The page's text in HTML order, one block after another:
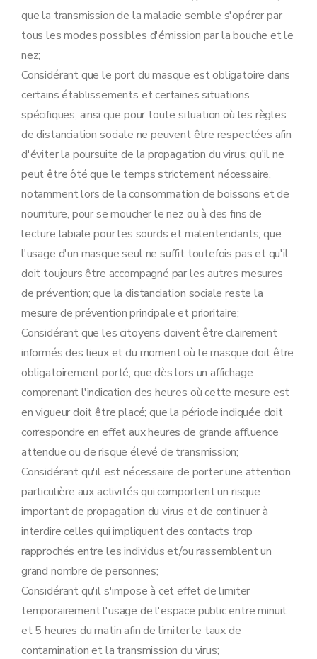
que la transmission de la maladie semble s'opérer par
tous les modes possibles d'émission par la bouche et le
nez;
Considérant que le port du masque est obligatoire dans
certains établissements et certaines situations
spécifiques, ainsi que pour toute situation où les règles
de distanciation sociale ne peuvent être respectées afin
d'éviter la poursuite de la propagation du virus; qu'il ne
peut être ôté que le temps strictement nécessaire,
notamment lors de la consommation de boissons et de
nourriture, pour se moucher le nez ou à des fins de
lecture labiale pour les sourds et malentendants; que
l'usage d'un masque seul ne suffit toutefois pas et qu'il
doit toujours être accompagné par les autres mesures
de prévention; que la distanciation sociale reste la
mesure de prévention principale et prioritaire;
Considérant que les citoyens doivent être clairement
informés des lieux et du moment où le masque doit être
obligatoirement porté; que dès lors un affichage
comprenant l'indication des heures où cette mesure est
en vigueur doit être placé; que la période indiquée doit
correspondre en effet aux heures de grande affluence
attendue ou de risque élevé de transmission;
Considérant qu'il est nécessaire de porter une attention
particulière aux activités qui comportent un risque
important de propagation du virus et de continuer à
interdire celles qui impliquent des contacts trop
rapprochés entre les individus et/ou rassemblent un
grand nombre de personnes;
Considérant qu'il s'impose à cet effet de limiter
temporairement l'usage de l'espace public entre minuit
et 5 heures du matin afin de limiter le taux de
contamination et la transmission du virus;